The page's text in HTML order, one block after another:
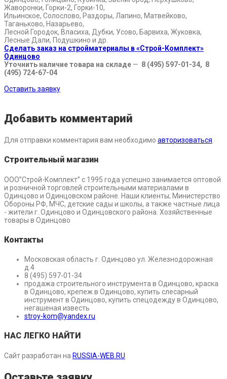
Жаворонки, Горки-2, Горки-10,
Ильинское, Солослово, Раздоры, Лапино, Матвейково,
Таганьково, Назарьево,
Лесной Городок, Власиха, Дубки, Усово, Барвиха, Жуковка,
Лесные Дали, Подушкино и др.
Сделать заказ на стройматериалы в «Строй-Комплект»
Одинцово
Уточнить наличие товара на складе — 8 (495) 597-01-34, 8
(495) 724-67-04
Оставить заявку
Добавить комментарий
Для отправки комментария вам необходимо авторизоваться
Строительный магазин
ООО”Строй-Комплект” с 1995 года успешно занимается оптовой
и розничной торговлей строительными материалами в
Одинцово и Одинцовском районе. Наши клиенты; Министерство
Обороны РФ, МЧС, детские сады и школы, а также частные лица
- жители г. Одинцово и Одинцовского района. Хозяйственные
товары в Одинцово
Контакты
Московская область г. Одинцово ул. Железнодорожная
д.4
8 (495) 597-01-34
продажа строительного инструмента в Одинцово, краска
в Одинцово, крепеж в Одинцово, купить слесарный
инструмент в Одинцово, купить спецодежду в Одинцово,
негашеная известь
stroy-kom@yandex.ru
НАС ЛЕГКО НАЙТИ
Сайт разработан на RUSSIA-WEB.RU